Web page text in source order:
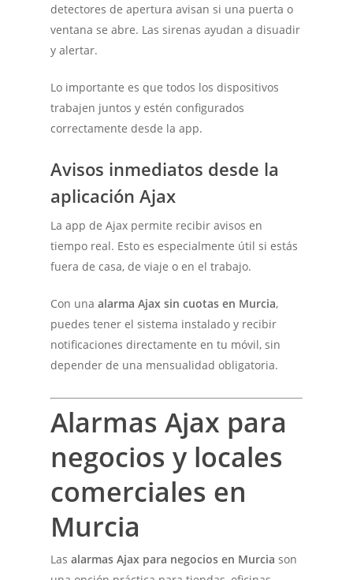
detectores de apertura avisan si una puerta o
ventana se abre. Las sirenas ayudan a disuadir
y alertar.
Lo importante es que todos los dispositivos
trabajen juntos y estén configurados
correctamente desde la app.
Avisos inmediatos desde la
aplicación Ajax
La app de Ajax permite recibir avisos en
tiempo real. Esto es especialmente útil si estás
fuera de casa, de viaje o en el trabajo.
Con unaalarma Ajax sin cuotas en Murcia,
puedes tener el sistema instalado y recibir
notificaciones directamente en tu móvil, sin
depender de una mensualidad obligatoria.
Alarmas Ajax para
negocios y locales
comerciales en
Murcia
Lasalarmas Ajax para negocios en Murcia son